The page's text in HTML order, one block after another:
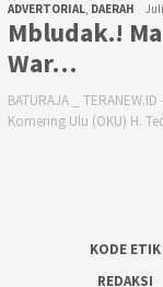
ADVERTORIAL, DAERAH
Mbludak.!
War…
BATURAJA _
Komering Ulu (OKU) H.
KODE ETIK
REDAKSI